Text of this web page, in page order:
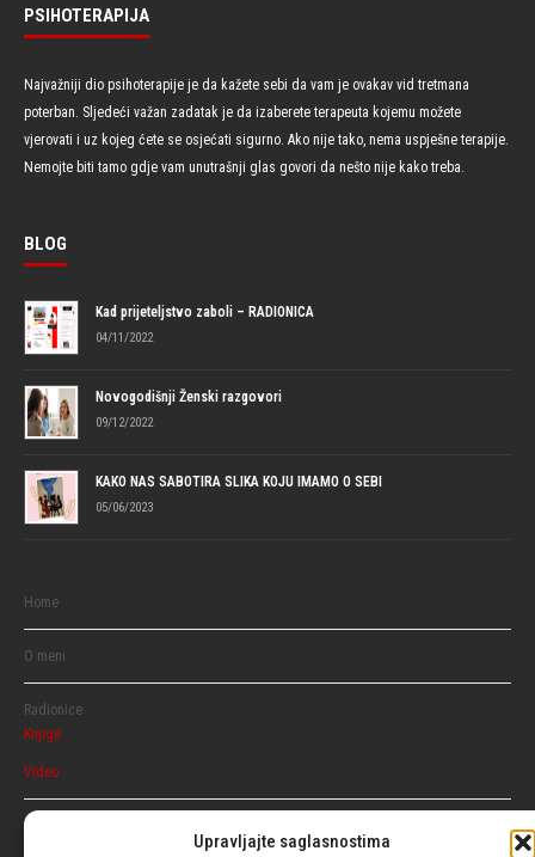
Upravljajte saglasnostima
PSIHOTERAPIJA
Najvažniji dio psihoterapije je da kažete sebi da vam je ovakav vid tretmana
poterban. Sljedeći važan zadatak je da izaberete terapeuta kojemu možete
vjerovati i uz kojeg ćete se osjećati sigurno. Ako nije tako, nema uspješne terapije.
Nemojte biti tamo gdje vam unutrašnji glas govori da nešto nije kako treba.
BLOG
Kad prijeteljstvo zaboli – RADIONICA
04/11/2022
Novogodišnji Ženski razgovori
09/12/2022
KAKO NAS SABOTIRA SLIKA KOJU IMAMO O SEBI
05/06/2023
Home
O meni
Radionice
Knjige
Video
Razgovaraj